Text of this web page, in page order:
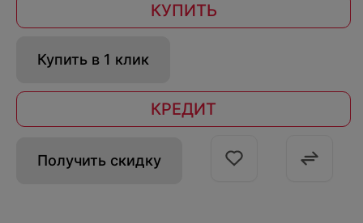
КУПИТЬ
Купить в 1 клик
КРЕДИТ
Получить скидку